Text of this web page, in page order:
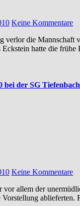
Keine Kommentare
Eckstein hatte die
der SG
Keine Kommentare
Vorstellung